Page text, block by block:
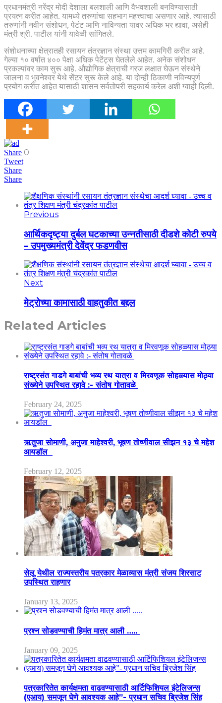
प्रधानमंत्री नरेंद्र मोदी देशाला बलशाली आणि वैभवशाली बनविण्यासाठी
प्रयत्न करीत आहेत. यामध्ये तरुणांचा सहभाग महत्त्वाचा असणार आहे. त्यासाठी
तरुणांनी नवीन संशोधन, पेटंट आणि नाविन्यता यावर अधिक भर द्यावा, असेही
मंत्री श्री. पाटील यांनी यावेळी सांगितले.
संशोधनाच्या क्षेत्रातही रसायन तंत्रज्ञान संस्था उत्तम कामगिरी करीत आहे.
गेल्या १० वर्षांत ४०० पेक्षा अधिक पेटेंट्स घेतलेले आहेत. अनेक संशोधन
प्रकल्पांवर काम सुरू आहे. औद्योगिक क्षेत्राची गरज लक्षात घेऊन संस्थेने
जालना व भुवनेश्वर येथे सेंटर सुरू केले आहे. या दोन्ही ठिकाणी नविन्यपूर्ण
प्रयोग करीत आहेत यासाठी शासन सर्वतोपरी सहकार्य करेल अशी ग्वाही दिली.
Share 0
Tweet
Share
Share
Previous
आर्थिकदृष्ट्या दुर्बल घटकाच्या उन्नतीसाठी दीडशे कोटी रुपये
– उपमुख्यमंत्री देवेंद्र फडणवीस
Next
मेट्रोच्या कामासाठी वाहतुकीत बद्दल
Related Articles
राष्ट्रसंत गाडगे बाबांची भव्य रथ यात्रा व मिरवणूक सोहळ्यास मोठ्या
संख्येने उपस्थित रहावे :- संतोष गोतावळे
February 24, 2025
ऋतुजा सोमाणी, अनुजा माहेश्वरी, भूषण तोष्णीवाल सीझन १३ चे महेश
आयडॉल
February 12, 2025
सेलू येथील राज्यस्तरीय पत्रकार मेळाव्यास मंत्री संजय शिरसाट
उपस्थित राहणार
January 13, 2025
प्रश्न सोडवण्याची हिमंत मात्र आली …..
January 09, 2025
पत्रकारितेत कार्यक्षमता वाढवण्यासाठी आर्टिफिशियल इंटेलिजन्स
(एआय) समजून घेणे आवश्यक आहे”- प्रधान सचिव ब्रिजेश सिंह